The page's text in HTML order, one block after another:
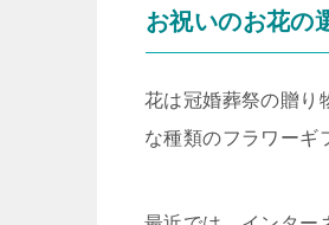
お祝いのお花の
花は冠婚葬祭の贈り
な種類のフラワーギ